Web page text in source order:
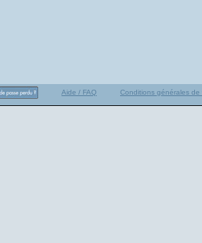
Aide / FAQ Conditions générales de